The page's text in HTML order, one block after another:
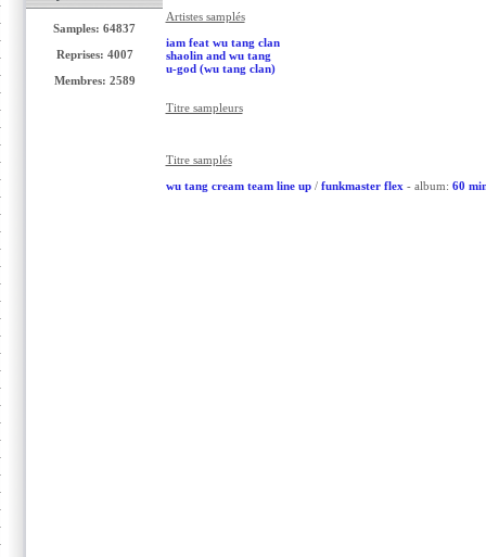
Samples: 64837
Reprises: 4007
Membres: 2589
Artistes samplés
iam feat wu tang clan
shaolin and wu tang
u-god (wu tang clan)
Titre sampleurs
Titre samplés
wu tang cream team line up/ funkmaster flex - album: 60